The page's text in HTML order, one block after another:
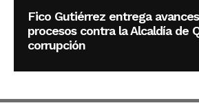
Fico Gutiérrez entrega
procesos contra la Alcaldía de
corrupción